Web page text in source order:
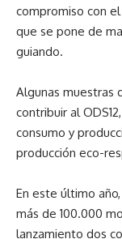
compromiso con
que se pone de
guiando.
Algunas muestras
contribuir al
consumo y
producción eco-
En este último
más de 100.000
lanzamiento dos